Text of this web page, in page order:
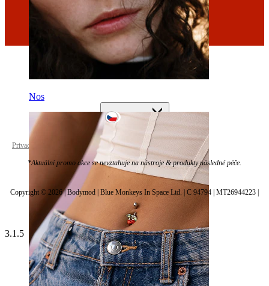
Nos
Czechia
Privacy policy Cookie settings
*Aktuální promo akce se nevztahuje na nástroje & produkty následné péče.
Copyright © 2026 | Bodymod | Blue Monkeys In Space Ltd. | C 94794 | MT26944223 |
3.1.5